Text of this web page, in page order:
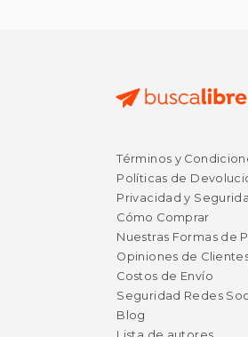
Términos y
Políticas de
Privacidad y
Cómo Comprar
Nuestras Formas de
Opiniones de
Costos de Envío
Seguridad Redes
Blog